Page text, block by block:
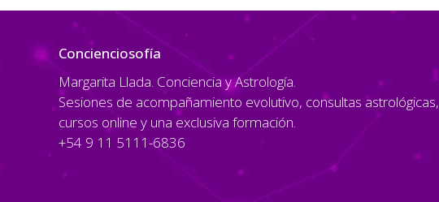
Concienciosofía
Margarita Llada. Conciencia y Astrología.
Sesiones de acompañamiento evolutivo, consultas astrológicas,
cursos online y una exclusiva formación.
+54 9 11 5111-6836